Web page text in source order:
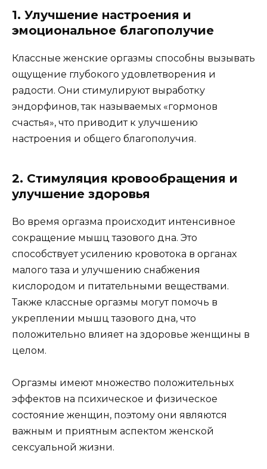
1. Улучшение настроения и
эмоциональное благополучие
Классные женские оргазмы способны вызывать
ощущение глубокого удовлетворения и
радости. Они стимулируют выработку
эндорфинов, так называемых «гормонов
счастья», что приводит к улучшению
настроения и общего благополучия.
2. Стимуляция кровообращения и
улучшение здоровья
Во время оргазма происходит интенсивное
сокращение мышц тазового дна. Это
способствует усилению кровотока в органах
малого таза и улучшению снабжения
кислородом и питательными веществами.
Также классные оргазмы могут помочь в
укреплении мышц тазового дна, что
положительно влияет на здоровье женщины в
целом.
Оргазмы имеют множество положительных
эффектов на психическое и физическое
состояние женщин, поэтому они являются
важным и приятным аспектом женской
сексуальной жизни.